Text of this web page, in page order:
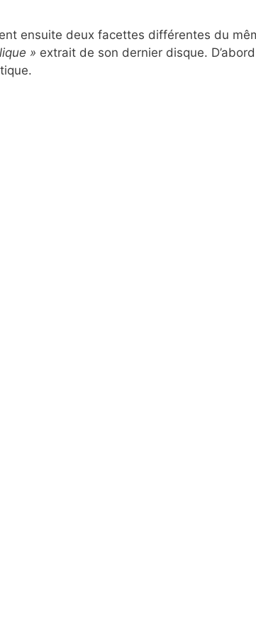
ensuite deux facettes différentes du
» extrait de son dernier disque.